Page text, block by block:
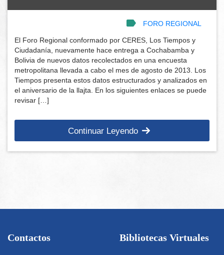
FORO REGIONAL
El Foro Regional conformado por CERES, Los Tiempos y
Ciudadanía, nuevamente hace entrega a Cochabamba y
Bolivia de nuevos datos recolectados en una encuesta
metropolitana llevada a cabo el mes de agosto de 2013. Los
Tiempos presenta estos datos estructurados y analizados en
el aniversario de la llajta. En los siguientes enlaces se puede
revisar […]
Continuar Leyendo
Contactos Bibliotecas Virtuales